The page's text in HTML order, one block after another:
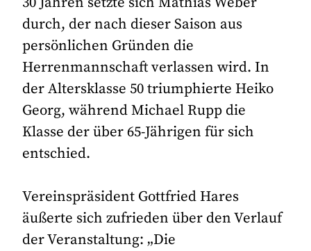
durch, der nach dieser Saison aus
persönlichen Gründen die
Herrenmannschaft verlassen wird. In
der Altersklasse 50 triumphierte Heiko
Georg, während Michael Rupp die
Klasse der über 65-Jährigen für sich
entschied.
Vereinspräsident Gottfried Hares
äußerte sich zufrieden über den Verlauf
der Veranstaltung: „Die